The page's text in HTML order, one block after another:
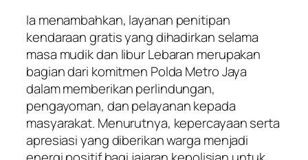
Ia menambahkan, layanan penitipan
kendaraan gratis yang dihadirkan selama
masa mudik dan libur Lebaran merupakan
bagian dari komitmen Polda Metro Jaya
dalam memberikan perlindungan,
pengayoman, dan pelayanan kepada
masyarakat. Menurutnya, kepercayaan serta
apresiasi yang diberikan warga menjadi